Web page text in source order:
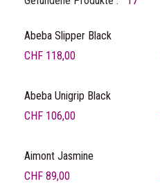
Abeba Slipper Black
CHF 118,00
Abeba Unigrip Black
CHF 106,00
Aimont Jasmine
CHF 89,00